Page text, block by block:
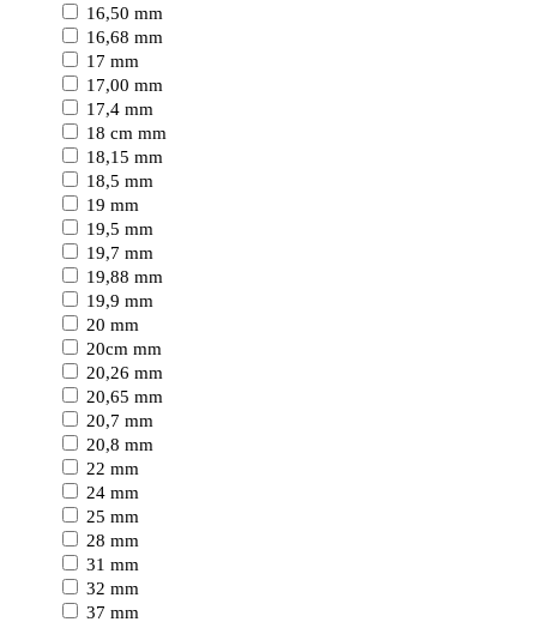
16,50 mm
16,68 mm
17 mm
17,00 mm
17,4 mm
18 cm mm
18,15 mm
18,5 mm
19 mm
19,5 mm
19,7 mm
19,88 mm
19,9 mm
20 mm
20cm mm
20,26 mm
20,65 mm
20,7 mm
20,8 mm
22 mm
24 mm
25 mm
28 mm
31 mm
32 mm
37 mm